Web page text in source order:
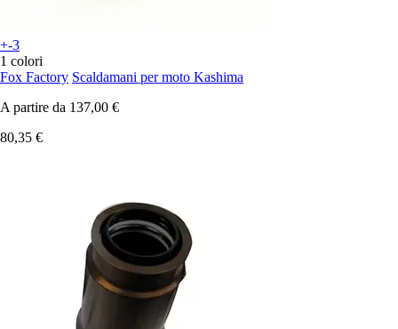
+-3
1 colori
Fox Factory Scaldamani per moto Kashima
A partire da 137,00 €
80,35 €